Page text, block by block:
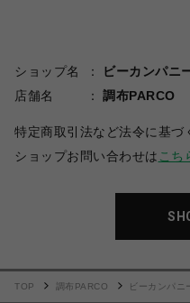
ショップ名
ビーカンパニ
店舗名
調布PARCO
特定商取引法など法令に基づ
ショップお問い合わせは こち
TOP 調布PARCO ビーカンパニ